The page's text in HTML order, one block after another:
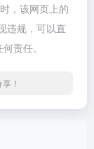
，该网页上的
违规，可以直
责任。
！